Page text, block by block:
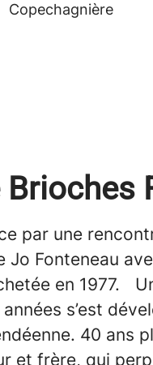
Copechagnière
par une
Jo Fonteneau
en 1977.
s’est
40 ans
et frère, qui